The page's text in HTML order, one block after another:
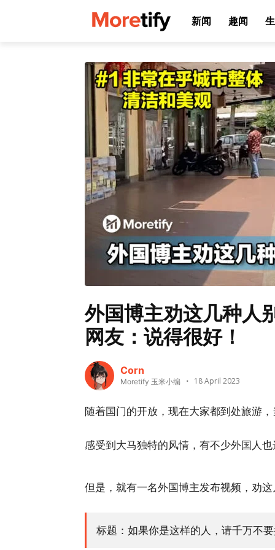
新闻 趣闻
外国博主劝这几种人
网友：说得很好！
Corn
Moretify 玉米小编 18 April 2023
随着国门的开放，现在大家都到处旅游
感受到大马独特的风情，有不少外国人
但是，就有一名外国博主发布视频，劝
标题：如果你是这样的人，请千万不